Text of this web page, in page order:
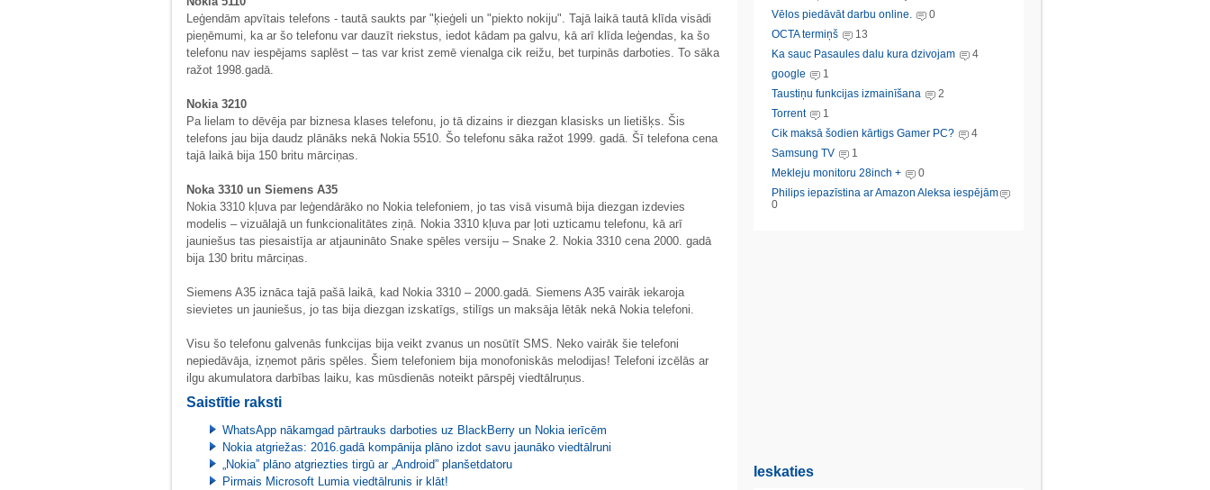
Vēlos piedāvāt darbu online.
0
OCTA termiņš
13
Ka sauc Pasaules dalu kura dzivojam
4
google
1
Taustiņu funkcijas izmainīšana
2
Torrent
1
Cik maksā šodien kārtigs Gamer PC?
4
Samsung TV
1
Mekleju monitoru 28inch +
0
Philips iepazīstina ar Amazon Aleksa iespējām
0
Ieskaties
Leģendām apvītais telefons - tautā saukts par "ķieģeli un "piekto nokiju". Tajā laikā tautā klīda visādi
pieņēmumi, ka ar šo telefonu var dauzīt riekstus, iedot kādam pa galvu, kā arī klīda leģendas, ka šo
telefonu nav iespējams saplēst – tas var krist zemē vienalga cik reižu, bet turpinās darboties. To sāka
ražot 1998.gadā.
Nokia 3210
Pa lielam to dēvēja par biznesa klases telefonu, jo tā dizains ir diezgan klasisks un lietišķs. Šis
telefons jau bija daudz plānāks nekā Nokia 5510. Šo telefonu sāka ražot 1999. gadā. Šī telefona cena
tajā laikā bija 150 britu mārciņas.
Noka 3310 un Siemens A35
Nokia 3310 kļuva par leģendārāko no Nokia telefoniem, jo tas visā visumā bija diezgan izdevies
modelis – vizuālajā un funkcionalitātes ziņā. Nokia 3310 kļuva par ļoti uzticamu telefonu, kā arī
jauniešus tas piesaistīja ar atjaunināto Snake spēles versiju – Snake 2. Nokia 3310 cena 2000. gadā
bija 130 britu mārciņas.
Siemens A35 iznāca tajā pašā laikā, kad Nokia 3310 – 2000.gadā. Siemens A35 vairāk iekaroja
sievietes un jauniešus, jo tas bija diezgan izskatīgs, stilīgs un maksāja lētāk nekā Nokia telefoni.
Visu šo telefonu galvenās funkcijas bija veikt zvanus un nosūtīt SMS. Neko vairāk šie telefoni
nepiedāvāja, izņemot pāris spēles. Šiem telefoniem bija monofoniskās melodijas! Telefoni izcēlās ar
ilgu akumulatora darbības laiku, kas mūsdienās noteikt pārspēj viedtālruņus.
Saistītie raksti
WhatsApp nākamgad pārtrauks darboties uz BlackBerry un Nokia ierīcēm
Nokia atgriežas: 2016.gadā kompānija plāno izdot savu jaunāko viedtālruni
„Nokia” plāno atgriezties tirgū ar „Android” planšetdatoru
Pirmais Microsoft Lumia viedtālrunis ir klāt!